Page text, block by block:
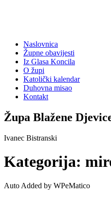
Naslovnica
Župne obavijesti
Iz Glasa Koncila
O župi
Katolički kalendar
Duhovna misao
Kontakt
Župa Blažene
Ivanec Bistranski
Kategorija:
Auto Added by WPeMatico